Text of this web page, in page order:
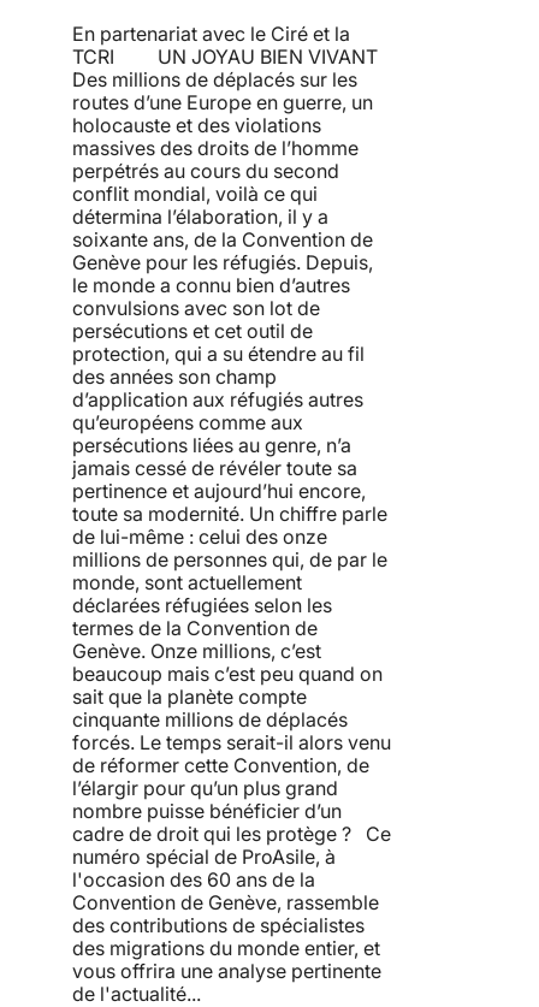
En partenariat avec le Ciré et la
TCRI UN JOYAU BIEN VIVANT
Des millions de déplacés sur les
routes d’une Europe en guerre, un
holocauste et des violations
massives des droits de l’homme
perpétrés au cours du second
conflit mondial, voilà ce qui
détermina l’élaboration, il y a
soixante ans, de la Convention de
Genève pour les réfugiés. Depuis,
le monde a connu bien d’autres
convulsions avec son lot de
persécutions et cet outil de
protection, qui a su étendre au fil
des années son champ
d’application aux réfugiés autres
qu’européens comme aux
persécutions liées au genre, n’a
jamais cessé de révéler toute sa
pertinence et aujourd’hui encore,
toute sa modernité. Un chiffre parle
de lui-même : celui des onze
millions de personnes qui, de par le
monde, sont actuellement
déclarées réfugiées selon les
termes de la Convention de
Genève. Onze millions, c’est
beaucoup mais c’est peu quand on
sait que la planète compte
cinquante millions de déplacés
forcés. Le temps serait-il alors venu
de réformer cette Convention, de
l’élargir pour qu’un plus grand
nombre puisse bénéficier d’un
cadre de droit qui les protège ? Ce
numéro spécial de ProAsile, à
l'occasion des 60 ans de la
Convention de Genève, rassemble
des contributions de spécialistes
des migrations du monde entier, et
vous offrira une analyse pertinente
de l'actualité...